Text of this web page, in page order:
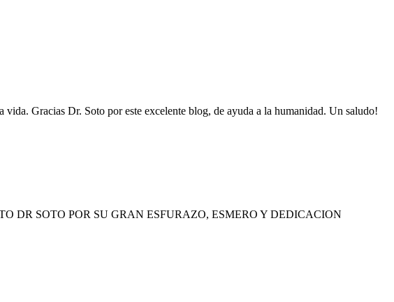
Gracias Dr. Soto por este excelente blog, de ayuda a la humanidad. Un saludo!
DR SOTO POR SU GRAN ESFURAZO, ESMERO Y DEDICACION